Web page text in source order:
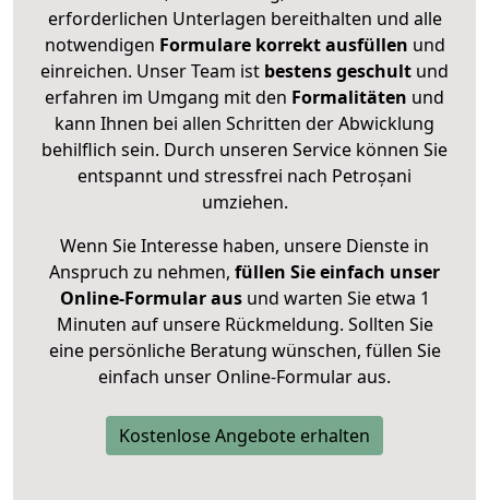
erforderlichen Unterlagen bereithalten und alle
notwendigen Formulare korrekt ausfüllen und
einreichen. Unser Team ist bestens geschult und
erfahren im Umgang mit den Formalitäten und
kann Ihnen bei allen Schritten der Abwicklung
behilflich sein. Durch unseren Service können Sie
entspannt und stressfrei nach Petroșani
umziehen.
Wenn Sie Interesse haben, unsere Dienste in
Anspruch zu nehmen, füllen Sie einfach unser
Online-Formular ausund warten Sie etwa 1
Minuten auf unsere Rückmeldung. Sollten Sie
eine persönliche Beratung wünschen, füllen Sie
einfach unser Online-Formular aus.
Kostenlose Angebote erhalten